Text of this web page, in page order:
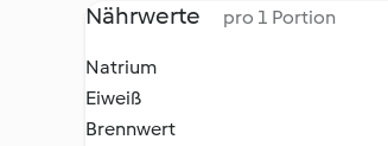
Nährwerte pro 1 Portion
Natrium
Eiweiß
Brennwert